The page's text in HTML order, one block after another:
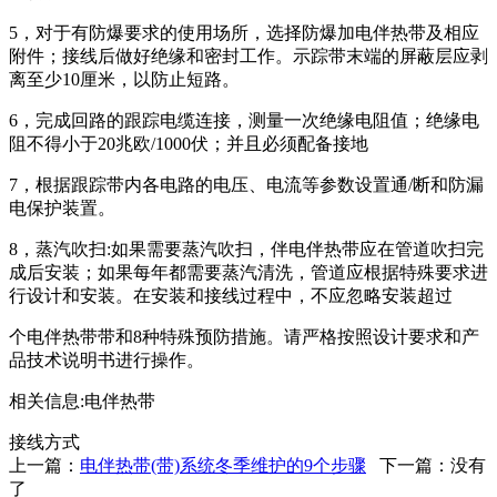
5，对于有防爆要求的使用场所，选择防爆加电伴热带及相应
附件；接线后做好绝缘和密封工作。示踪带末端的屏蔽层应剥
离至少10厘米，以防止短路。
6，完成回路的跟踪电缆连接，测量一次绝缘电阻值；绝缘电
阻不得小于20兆欧/1000伏；并且必须配备接地
7，根据跟踪带内各电路的电压、电流等参数设置通/断和防漏
电保护装置。
8，蒸汽吹扫:如果需要蒸汽吹扫，伴电伴热带应在管道吹扫完
成后安装；如果每年都需要蒸汽清洗，管道应根据特殊要求进
行设计和安装。在安装和接线过程中，不应忽略安装超过
个电伴热带带和8种特殊预防措施。请严格按照设计要求和产
品技术说明书进行操作。
相关信息:电伴热带
接线方式
上一篇： 电伴热带(带)系统冬季维护的9个步骤 下一篇：没有
了